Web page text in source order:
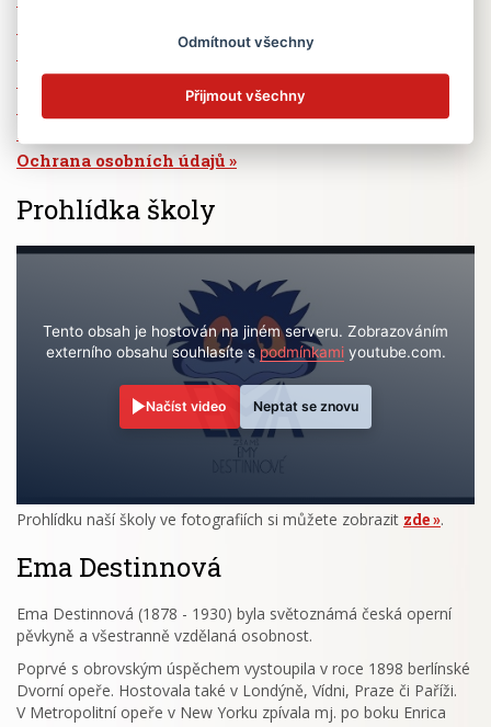
Dotace a granty
Volná pracovní místa
Zřizovatel školy (MČ Praha 6)
Ochrana osobních údajů
Prohlídka školy
Tento obsah je hostován na jiném serveru. Zobrazováním
externího obsahu souhlasíte spodmínkamiyoutube.com.
Načíst video Neptat se znovu
Prohlídku naší školy ve fotografiích si můžete zobrazit zde .
Ema Destinnová
Ema Destinnová (1878 - 1930) byla světoznámá česká operní
pěvkyně a všestranně vzdělaná osobnost.
Poprvé s obrovským úspěchem vystoupila v roce 1898 berlínské
Dvorní opeře. Hostovala také v Londýně, Vídni, Praze či Paříži.
V Metropolitní opeře v New Yorku zpívala mj. po boku Enrica
Odmítnout všechny
Přijmout všechny